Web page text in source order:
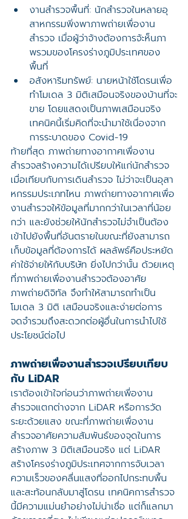
งานสำรวจพื้นที่: นักสำรวจในหลายอุ
สาหกรรมพิ่งพาภาพถ่ายเพื่องาน
สำรวจ เมื่อผู้ว่าจ้างต้องการจ้ะห็นภา
พรวมของโครงร่างภูมิประเทศของ
พื้นที่
อสังหาริมทรัพย์: นายหน้าใช้โดรนเพื่อ
ทำโมเดล 3 มิติเสมือนจริงของบ้านที่จะ
ขาย โดยแสดงเป็นภาพเสมือนจริง
เทคนิคนี้เริ่มคิดที่จะนำมาใช้เนื่องจาก
การระบาดของ Covid-19
ท้ายที่สุด ภาพถ่ายทางอากาศเพื่องาน
สำรวจสร้างความได้เปรียบให้แก่นักสำรวจ
เมื่อเทียบกับการเดินสำรวจ ไม่ว่าจะเป็นอุสา
หกรรมประเภทไหน ภาพถ่ายทางอากาศเพื่อ
งานสำรวจให้ข้อมูลที่มากกว่าในเวลาที่น้อย
กว่า และยังช่วยให้นักสำรวจไม่จำเป็นต้อง
เข้าไปยังพื้นที่อันตรายในขณะที่ยังสามารถ
เก็บข้อมูลที่ต้องการได้ ผลลัพธ์คือประหยัด
ค่าใช้จ่ายให้กับบริษัท ยิ่งไปกว่านั้น ด้วยเหตุ
ที่ภาพถ่ายเพื่องานสำรวจต้องอาศัย
ภาพถ่ายดิจิทัล จึงทำให้สามารถทำเป็น
โมเดล 3 มิติ เสมือนจริงและง่ายต่อการ
จดจำรวมถึงสะดวกต่อผู้อื่นในการนำไปใช้
ประโยชน์ต่อไป
ภาพถ่ายเพื่องานสำรวจเปรียบเทียบ
กับ LiDAR
เราต้องเข้าใจก่อนว่าภาพถ่ายเพื่องาน
สำรวจแตกต่างจาก LiDAR หรือการวัด
ระยะด้วยแสง ขณะที่ภาพถ่ายเพื่องาน
สำรวจอาศัยความสัมพันธ์ของจุดในการ
สร้างภาพ 3 มิติเสมือนจริง แต่ LiDAR
สร้างโครงร่างภูมิประเทศจากการจับเวลา
ความเร็วของคลื่นแสงที่ออกไปกระทบพื้น
และสะท้อนกลับมาสู่โดรน เทคนิคการสำรวจ
นี้มีความแม่นยำอย่างไม่น่าเชื่อ แต่ก็แลกมา